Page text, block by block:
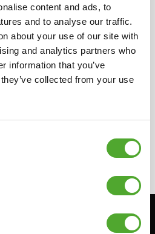
content and ads, to
and to analyse our traffic.
about your use of our site with
and analytics partners who
information that you’ve
collected from your use
verkopers worden
u contact op met de
voor meer informatie
Zij kunnen u de
over de verkopers
je in voor onze